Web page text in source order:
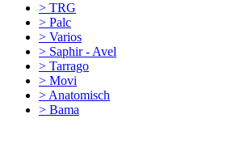
> TRG
> Palc
> Varios
> Saphir - Avel
> Tarrago
> Movi
> Anatomisch
> Bama